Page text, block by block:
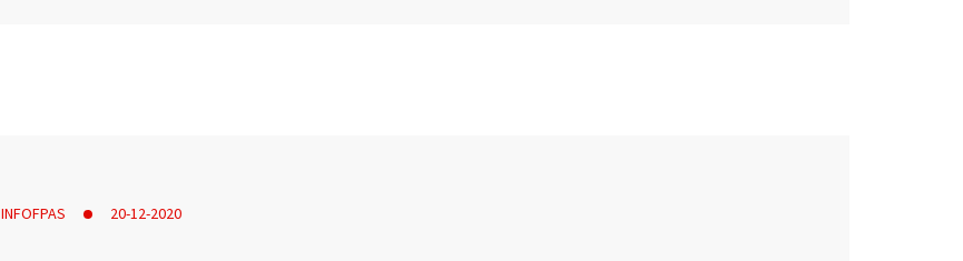
INFOFPAS 20-12-2020